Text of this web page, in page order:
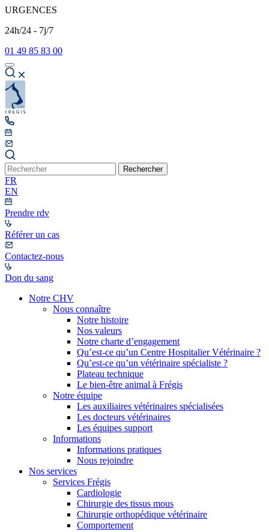
URGENCES
24h/24 - 7j/7
01 49 85 83 00
Rechercher
FR
EN
Prendre rdv
Référer un cas
Contactez-nous
Don du sang
Notre CHV
Nous connaître
Notre histoire
Nos valeurs
Notre charte d’engagement
Qu’est-ce qu’un Centre Hospitalier Vétérinaire ?
Qu’est-ce qu’un vétérinaire spécialiste ?
Plateau technique
Le bien-être animal à Frégis
Notre équipe
Les auxiliaires vétérinaires spécialisées
Les docteurs vétérinaires
Les équipes support
Informations
Informations pratiques
Nous rejoindre
Nos services
Services Frégis
Cardiologie
Chirurgie des tissus mous
Chirurgie orthopédique vétérinaire
Comportement